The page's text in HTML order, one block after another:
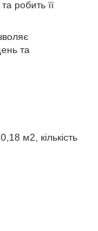
робить її
та
м2 , кількість